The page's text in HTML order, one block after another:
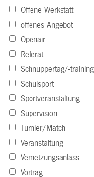
Offene Werkstatt
offenes Angebot
Openair
Referat
Schnuppertag/-training
Schulsport
Sportveranstaltung
Supervision
Turnier/Match
Veranstaltung
Vernetzungsanlass
Vortrag